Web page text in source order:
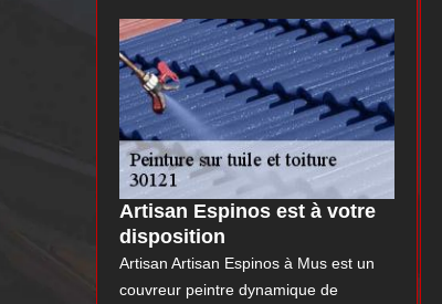
Artisan Espinos est à votre
disposition
Artisan Artisan Espinos à Mus est un
couvreur peintre dynamique de